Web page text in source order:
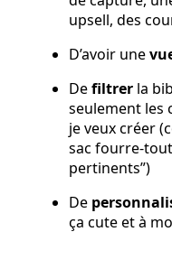
upsell, des
D’avoir une
Defiltrer la
seulement les
je veux créer
sac fourre-
pertinents”)
De
ça cute et à